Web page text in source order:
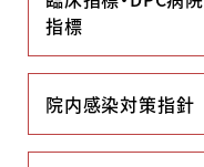
指標
院内感染対策指針